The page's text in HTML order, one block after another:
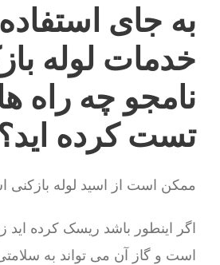
به جای استفاده
خدمات لوله
نامجو چه راه
تست کرده اید؟
ممکن است از اسید لوله بازکنی
اگر اینطور باشد ریسک کرده اید
است و گاز آن می تواند به